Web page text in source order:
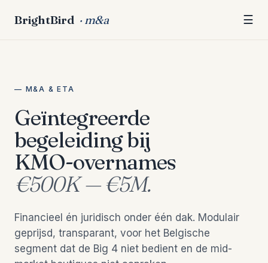
BrightBird · m&a ☰
— M&A & ETA
Geïntegreerde
begeleiding bij
KMO-overnames
€500K — €5M.
Financieel én juridisch onder één dak. Modulair
geprijsd, transparant, voor het Belgische
segment dat de Big 4 niet bedient en de mid-